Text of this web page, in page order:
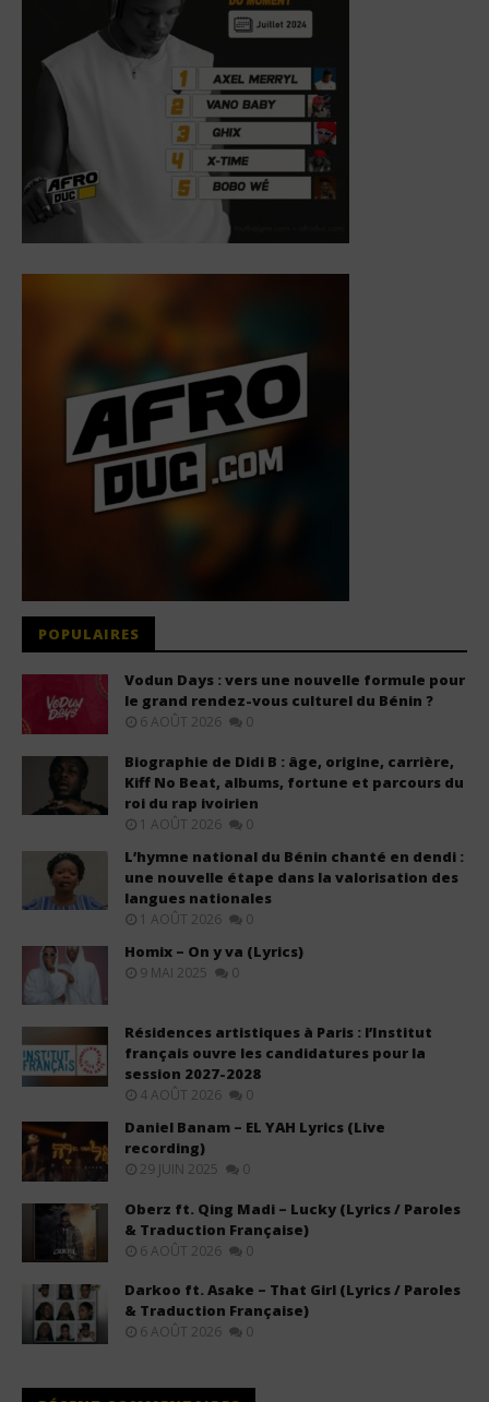
POPULAIRES
Vodun Days : vers une nouvelle formule pour
le grand rendez-vous culturel du Bénin ?
6 AOÛT 2026 0
Biographie de Didi B : âge, origine, carrière,
Kiff No Beat, albums, fortune et parcours du
roi du rap ivoirien
1 AOÛT 2026 0
L’hymne national du Bénin chanté en dendi :
une nouvelle étape dans la valorisation des
langues nationales
1 AOÛT 2026 0
Homix – On y va (Lyrics)
9 MAI 2025 0
Résidences artistiques à Paris : l’Institut
français ouvre les candidatures pour la
session 2027-2028
4 AOÛT 2026 0
Daniel Banam – EL YAH Lyrics (Live
recording)
29 JUIN 2025 0
Oberz ft. Qing Madi – Lucky (Lyrics / Paroles
& Traduction Française)
6 AOÛT 2026 0
Darkoo ft. Asake – That Girl (Lyrics / Paroles
& Traduction Française)
6 AOÛT 2026 0